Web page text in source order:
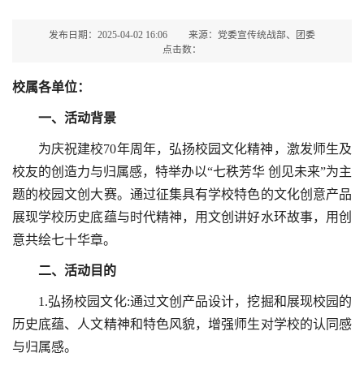
发布日期：2025-04-02 16:06
来源：党委宣传统战部、团委
点击数：
校属各单位：
一、活动背景
为庆祝建校70年周年，弘扬校园文化精神，激发师生及
校友的创造力与归属感，特举办以“七秩芳华 创见未来”为主
题的校园文创大赛。通过征集具有学校特色的文化创意产品
展现学校历史底蕴与时代精神，用文创讲好水环故事，用创
意共绘七十华章。
二、活动目的
1.弘扬校园文化:通过文创产品设计，挖掘和展现校园的
历史底蕴、人文精神和特色风貌，增强师生对学校的认同感
与归属感。